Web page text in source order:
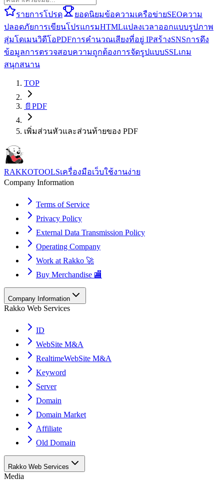
รายการโปรด ยอดนิยมข้อความเครือข่ายSEOความ
ปลอดภัยการเขียนโปรแกรมHTMLแปลงเวลาออกแบบรูปภาพ
สุ่มโดเมนวิดีโอPDFการคำนวณเสียงที่อยู่ IPสร้างSNSการดึง
ข้อมูลการตรวจสอบความถูกต้องการจัดรูปแบบSSLเกม
สนุกสนาน
TOP
📄 PDF
เพิ่มส่วนหัวและส่วนท้ายของ PDF
RAKKOTOOLSเครื่องมือเว็บใช้งานง่าย
Company Information
Terms of Service
Privacy Policy
External Data Transmission Policy
Operating Company
Work at Rakko 🚀
Buy Merchandise 🏬
Company Information
Rakko Web Services
ID
WebSite M&A
RealtimeWebSite M&A
Keyword
Server
Domain
Domain Market
Affiliate
Old Domain
Rakko Web Services
Media